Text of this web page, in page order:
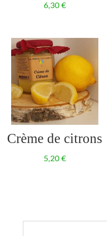
6,30 €
Crème de citrons
5,20 €